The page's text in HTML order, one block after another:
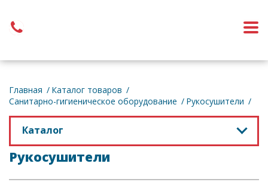
Главная
Каталог товаров
Санитарно-гигиеническое оборудование
Рукосушители
Каталог
Рукосушители